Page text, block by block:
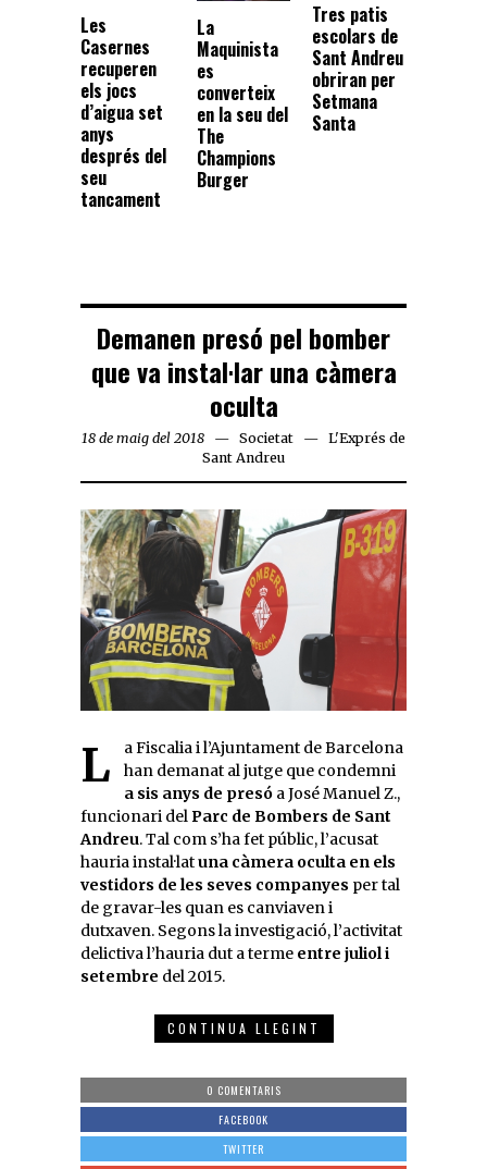
Les
Casernes
recuperen
els jocs
d’aigua set
anys
després del
seu
tancament
La
Maquinista
es
converteix
en la seu del
The
Champions
Burger
Tres patis
escolars de
Sant Andreu
obriran per
Setmana
Santa
Demanen presó pel bomber
que va instal·lar una càmera
oculta
18 de maig del 2018 Societat
L'Exprés de
Sant Andreu
La Fiscalia i l’Ajuntament de Barcelona
han demanat al jutge que condemni
a sis anys de presó a José Manuel Z.,
funcionari delParc de Bombers de Sant
Andreu. Tal com s’ha fet públic, l’acusat
hauria instal·latuna càmera oculta en els
vestidors de les seves companyes per tal
de gravar-les quan es canviaven i
dutxaven. Segons la investigació, l’activitat
delictiva l’hauria dut a terme entre juliol i
setembre del 2015.
CONTINUA LLEGINT
0 COMENTARIS
FACEBOOK
TWITTER